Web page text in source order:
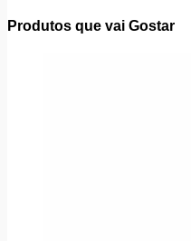
Produtos que vai Gostar